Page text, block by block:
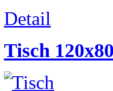
Detail
Tisch